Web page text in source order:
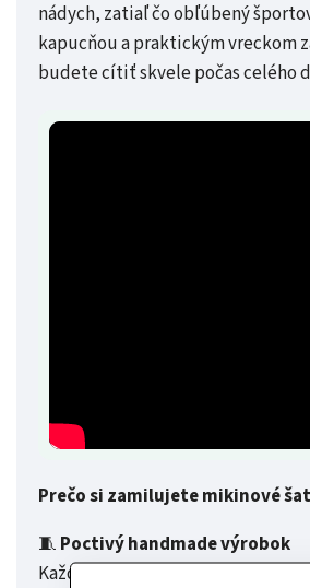
nádych, zatiaľ čo obľúbený
kapucňou a praktickým vreckom
budete cítiť skvele počas celého
Prečo si zamilujete mikinové
🧵 Poctivý handmade výrobok
Každý kus je originál, s láskou